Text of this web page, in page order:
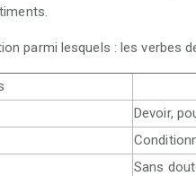
parmi lesquels : les verbes
Devoir,
Sans